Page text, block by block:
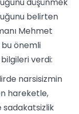
belirten
Mehmet
bu önemli
verdi:
narsisizmin
hareketle,
sadakatsizlik